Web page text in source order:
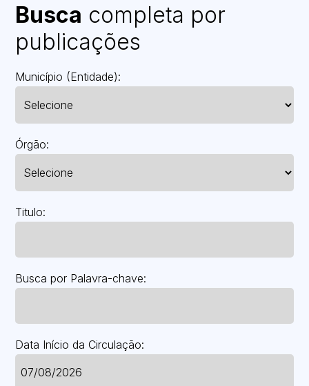
Busca completa por
publicações
Município (Entidade):
Órgão:
Titulo:
Busca por Palavra-chave:
Data Início da Circulação: